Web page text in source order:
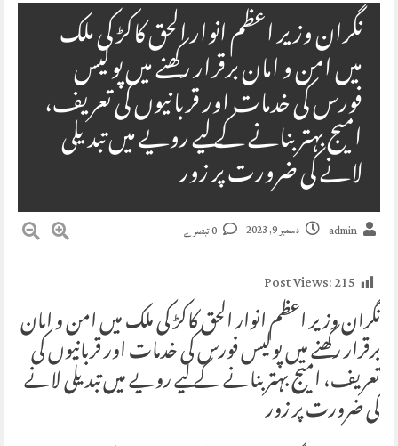
نگران وزیر اعظم انوار الحق کاکڑ کی ملک
میں امن و امان برقرار رکھنے میں پولیس
فورس کی خدمات اور قربانیوں کی تعریف،
امیج بہتر بنانے کے لیے رویے میں تبدیلی
لانے کی ضرورت پر زور
admin دسمبر 9, 2023
Post Views:215
نگران وزیر اعظم انوار الحق کاکڑ کی ملک میں امن و امان
برقرار رکھنے میں پولیس فورس کی خدمات اور قربانیوں کی
تعریف، امیج بہتر بنانے کے لیے رویے میں تبدیلی لانے
کی ضرورت پر زور